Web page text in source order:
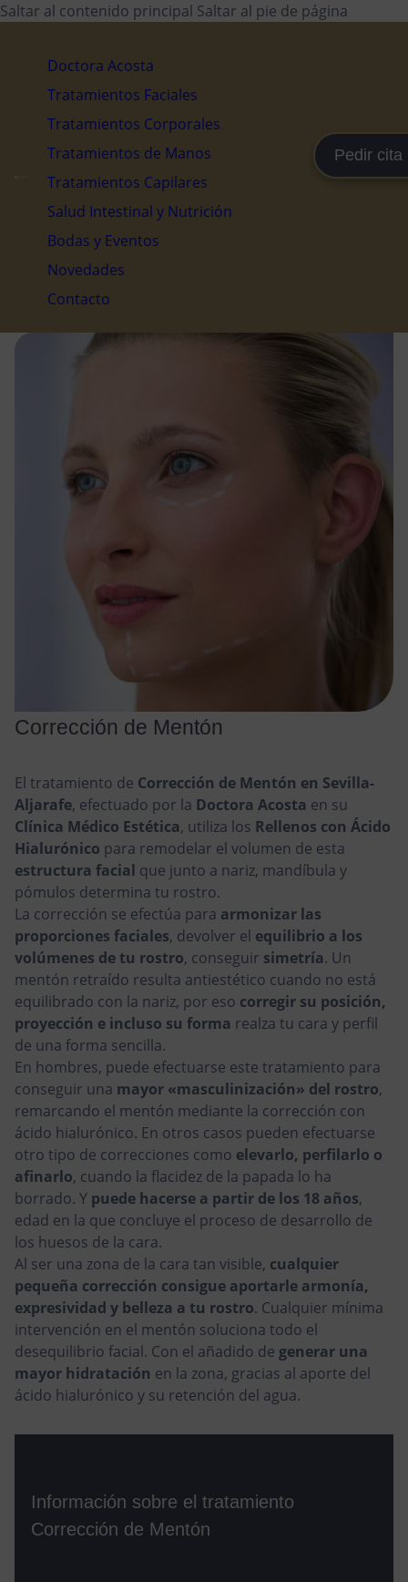
Saltar al contenido principal Saltar al pie de página
Doctora Acosta
Tratamientos Faciales
Tratamientos Corporales
Tratamientos de Manos
Tratamientos Capilares
Salud Intestinal y Nutrición
Bodas y Eventos
Novedades
Contacto
Pedir cita
Corrección de Mentón
El tratamiento de Corrección de Mentón en Sevilla-
Aljarafe, efectuado por la Doctora Acosta en su
Clínica Médico Estética, utiliza los Rellenos con Ácido
Hialurónico para remodelar el volumen de esta
estructura facial que junto a nariz, mandíbula y
pómulos determina tu rostro.
La corrección se efectúa para armonizar las
proporciones faciales, devolver el equilibrio a los
volúmenes de tu rostro, conseguir simetría. Un
mentón retraído resulta antiestético cuando no está
equilibrado con la nariz, por eso corregir su posición,
proyección e incluso su forma realza tu cara y perfil
de una forma sencilla.
En hombres, puede efectuarse este tratamiento para
conseguir una mayor «masculinización» del rostro,
remarcando el mentón mediante la corrección con
ácido hialurónico. En otros casos pueden efectuarse
otro tipo de correcciones como elevarlo, perfilarlo o
afinarlo, cuando la flacidez de la papada lo ha
borrado. Y puede hacerse a partir de los 18 años,
edad en la que concluye el proceso de desarrollo de
los huesos de la cara.
Al ser una zona de la cara tan visible, cualquier
pequeña corrección consigue aportarle armonía,
expresividad y belleza a tu rostro. Cualquier mínima
intervención en el mentón soluciona todo el
desequilibrio facial. Con el añadido de generar una
mayor hidratación en la zona, gracias al aporte del
ácido hialurónico y su retención del agua.
Información sobre el tratamiento
Corrección de Mentón